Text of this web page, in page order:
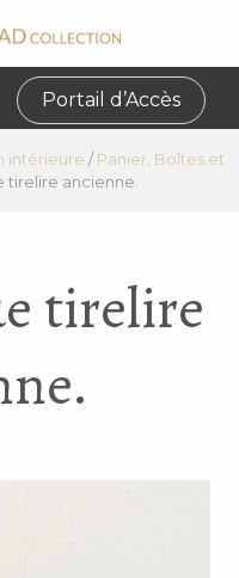
Portail d’Accès
intérieure / Panier, Boîtes et
tirelire ancienne.
tirelire